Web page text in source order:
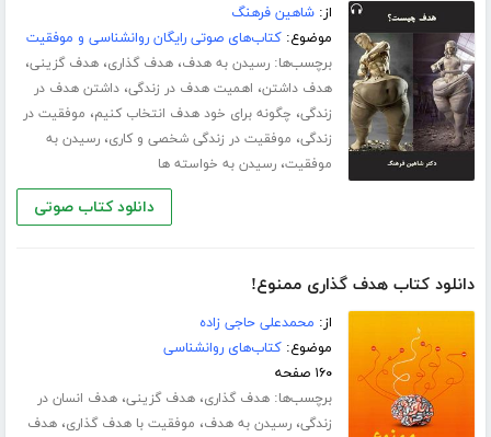
از:شاهین فرهنگ
موضوع:کتاب‌های صوتی رایگان روانشناسی و موفقیت
برچسب‌ها:رسیدن به هدف،هدف گذاری،هدف گزینی،
هدف داشتن، اهمیت هدف در زندگی،داشتن هدف در
زندگی، چگونه برای خود هدف انتخاب کنیم، موفقیت در
زندگی، موفقیت در زندگی شخصی و کاری،رسیدن به
موفقیت،رسیدن به خواسته ها
دانلود کتاب صوتی
دانلود کتاب هدف گذاری ممنوع!
از: محمدعلی حاجی زاده
موضوع:کتاب‌های روانشناسی
۱۶۰ صفحه
برچسب‌ها:هدف گذاری،هدف گزینی،هدف انسان در
زندگی،رسیدن به هدف، موفقیت با هدف گذاری،هدف